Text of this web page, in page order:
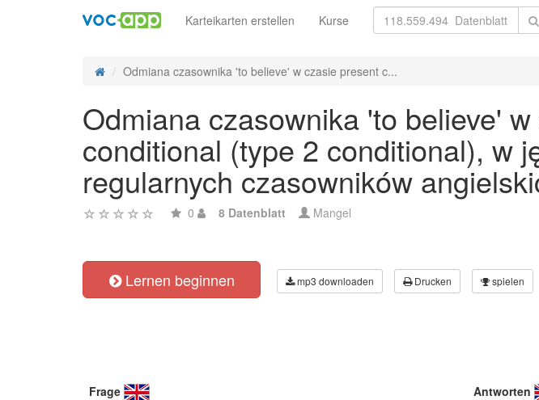
Karteikarten erstellen Kurse
Odmiana czasownika 'to believe' w czasie present c...
Odmiana czasownika 'to believe'
conditional (type 2 conditional), w
regularnych czasowników
0 8 Datenblatt Mangel
Lernen beginnen mp3 downloaden Drucken spielen
Frage Antworten